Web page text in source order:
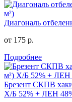
Диагональ
от 175 р.
Подробнее
Брезент СКПВ
Х/Б 52% + ЛЕН